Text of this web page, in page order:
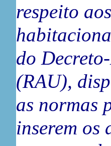
respeito
do
(RAU),
as normas
inserem os